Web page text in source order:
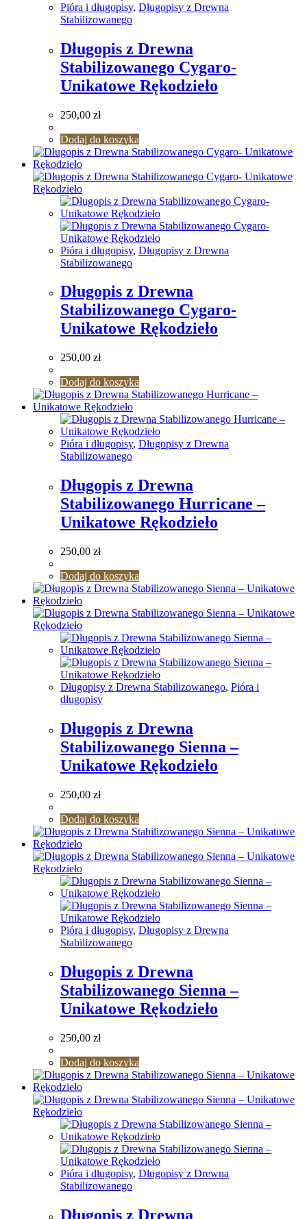
Pióra i długopisy, Długopisy z Drewna
Stabilizowanego
Długopis z Drewna
Stabilizowanego Cygaro-
Unikatowe Rękodzieło
250,00 zł
Dodaj do koszyka
Pióra i długopisy, Długopisy z Drewna
Stabilizowanego
Długopis z Drewna
Stabilizowanego Cygaro-
Unikatowe Rękodzieło
250,00 zł
Dodaj do koszyka
Pióra i długopisy, Długopisy z Drewna
Stabilizowanego
Długopis z Drewna
Stabilizowanego Hurricane –
Unikatowe Rękodzieło
250,00 zł
Dodaj do koszyka
Długopisy z Drewna Stabilizowanego, Pióra i
długopisy
Długopis z Drewna
Stabilizowanego Sienna –
Unikatowe Rękodzieło
250,00 zł
Dodaj do koszyka
Pióra i długopisy, Długopisy z Drewna
Stabilizowanego
Długopis z Drewna
Stabilizowanego Sienna –
Unikatowe Rękodzieło
250,00 zł
Dodaj do koszyka
Pióra i długopisy, Długopisy z Drewna
Stabilizowanego
Długopis z Drewna